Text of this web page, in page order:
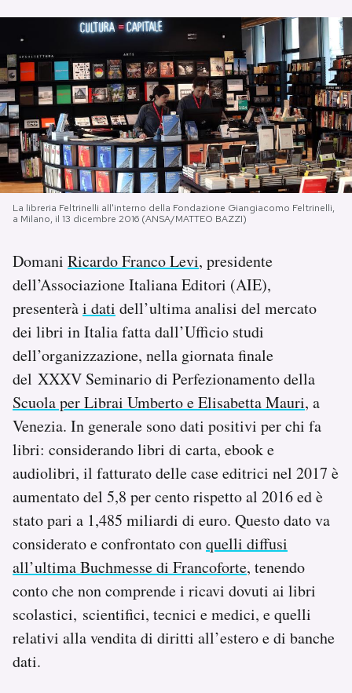
PODCAST
NEWSLETTER
I MIEI PREFERITI
SHOP
AREA PERSONALE
Area Personale
Newsletter
Notifiche mobile
Regala il Post
Hai bisogno di aiuto?
La libreria Feltrinelli all'interno della Fondazione Giangiacomo Feltrinelli,
a Milano, il 13 dicembre 2016 (ANSA/MATTEO BAZZI)
Domani Ricardo Franco Levi, presidente
dell’Associazione Italiana Editori (AIE),
presenterài dati dell’ultima analisi del mercato
dei libri in Italia fatta dall’Ufficio studi
dell’organizzazione, nella giornata finale
del XXXV Seminario di Perfezionamento della
Scuola per Librai Umberto e Elisabetta Mauri, a
Venezia. In generale sono dati positivi per chi fa
libri: considerando libri di carta, ebook e
audiolibri, il fatturato delle case editrici nel 2017 è
aumentato del 5,8 per cento rispetto al 2016 ed è
stato pari a 1,485 miliardi di euro. Questo dato va
considerato e confrontato conquelli diffusi
all’ultima Buchmesse di Francoforte, tenendo
conto che non comprende i ricavi dovuti ai libri
scolastici, scientifici, tecnici e medici, e quelli
relativi alla vendita di diritti all’estero e di banche
dati.